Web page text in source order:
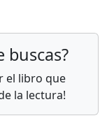
buscas?
el libro que
la lectura!